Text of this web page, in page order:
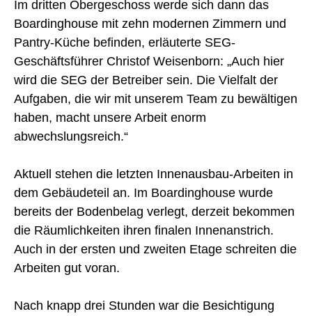
Im dritten Obergeschoss werde sich dann das
Boardinghouse mit zehn modernen Zimmern und
Pantry-Küche befinden, erläuterte SEG-
Geschäftsführer Christof Weisenborn: „Auch hier
wird die SEG der Betreiber sein. Die Vielfalt der
Aufgaben, die wir mit unserem Team zu bewältigen
haben, macht unsere Arbeit enorm
abwechslungsreich.“
Aktuell stehen die letzten Innenausbau-Arbeiten in
dem Gebäudeteil an. Im Boardinghouse wurde
bereits der Bodenbelag verlegt, derzeit bekommen
die Räumlichkeiten ihren finalen Innenanstrich.
Auch in der ersten und zweiten Etage schreiten die
Arbeiten gut voran.
Nach knapp drei Stunden war die Besichtigung